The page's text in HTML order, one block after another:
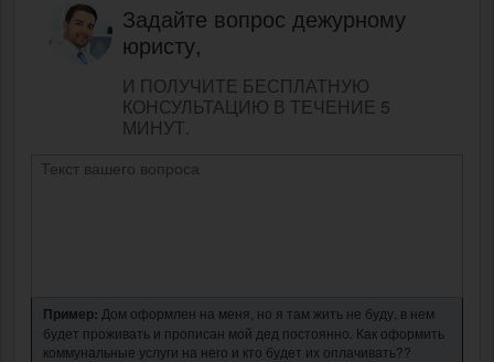
Задайте вопрос дежурному
юристу,
И ПОЛУЧИТЕ БЕСПЛАТНУЮ
КОНСУЛЬТАЦИЮ В ТЕЧЕНИЕ 5
МИНУТ.
Пример: Дом оформлен на меня, но я там жить не буду, в нем
будет проживать и прописан мой дед постоянно. Как оформить
коммунальные услуги на него и кто будет их оплачивать??